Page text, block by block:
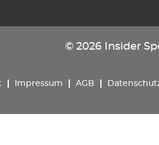
© 2026 Insider
Impressum AGB